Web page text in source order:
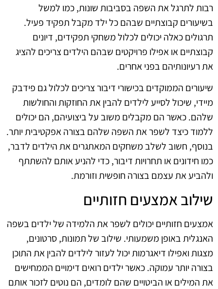
רבות לתרגל את השפה בסביבות שונות, כמו למשל
בשיעורים קבוצתיים שבהם כל ילד מקבל תפקיד פעיל.
תרגולים כאלה יכולים לכלול משחקי תפקידים, דיונים
קבוצתיים או אפילו פרויקטים שבהם הילדים צריכים להציג
את רעיונותיהם בפני אחרים.
שיעורים הממוקדים בכישורי דיבור צריכים לכלול גם פידבק
מיידי, שיכול לסייע לילדים להבין את החוזקות והחולשות
שלהם. כאשר הם מקבלים משוב על ביצועיהם, הם יכולים
ללמוד כיצד לשפר את השפה שלהם בצורה אפקטיבית יותר.
בנוסף, חשוב לשלב משחקים המאתגרים את הילדים לדבר,
כמו חידונים או תחרויות דיבור, כדי להניע אותם להשתתף
ולהביע את עצמם בצורה חופשית וזורמת.
שילוב אמצעים חזותיים
אמצעים חזותיים יכולים לשפר את הלמידה של ילדים בשפה
האנגלית באופן משמעותי. שילוב של תמונות, סרטונים,
מצגות ואפילו דיאגרמות יכול לעזור לילדים להבין את התוכן
בצורה יותר עמוקה. כאשר ילדים רואים דימויים הממחישים
את המילים או הביטויים שהם לומדים, הם נוטים לזכור אותם